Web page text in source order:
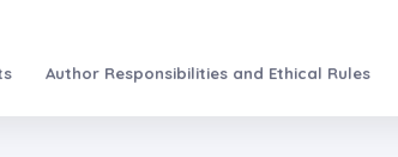
Author Responsibilities and Ethical Rules